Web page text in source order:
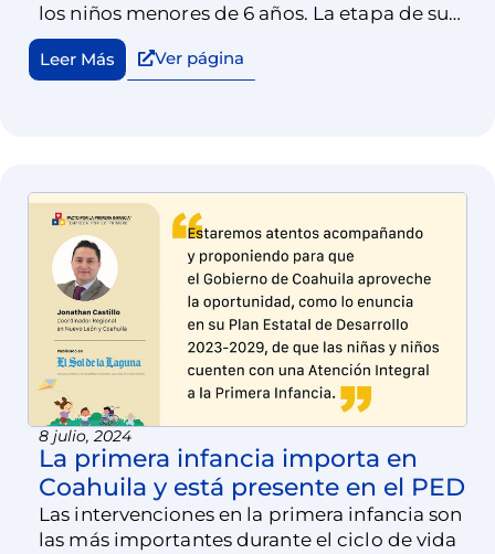
los niños menores de 6 años. La etapa de su
vida en que sus cerebros y conexiones
neurológicas están en desarrollo.
Leer Más Ver página
8 julio, 2024
La primera infancia importa en
Coahuila y está presente en el PED
Las intervenciones en la primera infancia son
las más importantes durante el ciclo de vida